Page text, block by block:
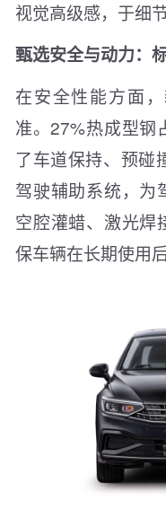
视觉高级感，于细
甄选安全与动力：
在安全性能方面
准。27%热成型钢
了车道保持、预碰
驾驶辅助系统，为
空腔灌蜡、激光焊
保车辆在长期使用